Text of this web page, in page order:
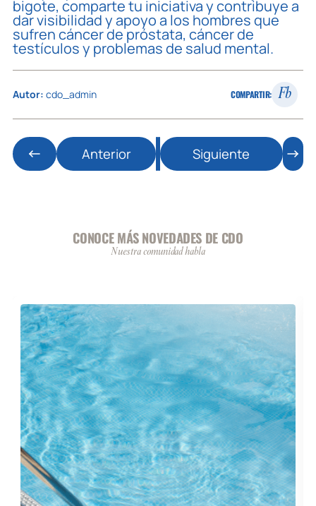
bigote, comparte tu iniciativa y contribuye a
dar visibilidad y apoyo a los hombres que
sufren cáncer de próstata, cáncer de
testículos y problemas de salud mental.
Autor: cdo_admin COMPARTIR: Fb
Anterior Siguiente
CONOCE MÁS NOVEDADES DE CDO
Nuestra comunidad habla